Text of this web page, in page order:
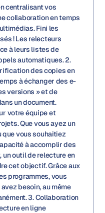
centralisant vos
collaboration en temps
Fini les
! Les relecteurs
à leurs listes de
automatiques. 2.
des copies en
à échanger des e-
versions » et de
un document.
votre équipe et
Que vous ayez un
que vous souhaitiez
à accomplir des
outil de relecture en
cet objectif. Grâce aux
programmes, vous
besoin, au même
3. Collaboration
en ligne